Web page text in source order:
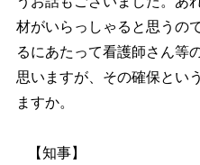
材がいらっしゃると思うの
るにあたって看護師さん等
思いますが、その確保とい
ますか。
【知事】